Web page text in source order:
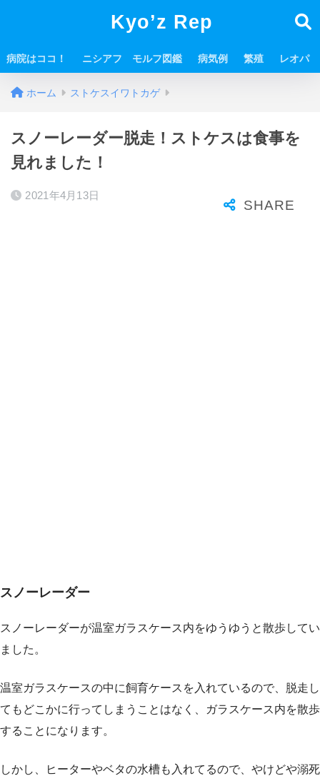
Kyo’z Rep
病院はココ！ ニシアフ モルフ図鑑 病気例 繁殖 レオパ
ホーム ストケスイワトカゲ
スノーレーダー脱走！ストケスは食事を
見れました！
2021年4月13日
スノーレーダー
スノーレーダーが温室ガラスケース内をゆうゆうと散歩してい
ました。
温室ガラスケースの中に飼育ケースを入れているので、脱走し
てもどこかに行ってしまうことはなく、ガラスケース内を散歩
することになります。
しかし、ヒーターやベタの水槽も入れてるので、やけどや溺死